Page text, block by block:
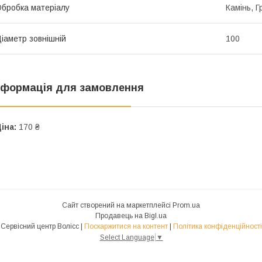
матеріалу Камінь,
зовнішній 100
для замовлення
170 ₴
Сайт створений на маркетплейсі Prom.ua
Продавець на Bigl.ua
Поскаржитися на контент
Політика конфіденційності
Select Language ▼